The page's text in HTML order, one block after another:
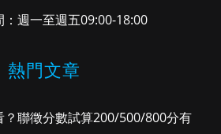
：週一至週五09:00-18:00
熱門文章
？聯徵分數試算200/500/800分有